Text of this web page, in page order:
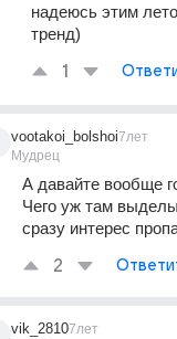
надеюсь этим
тренд)
1
vootakoi_bolshoi
Мудрец
7лет
А давайте вообще
Чего уж там
сразу интерес
2
vik_28107лет